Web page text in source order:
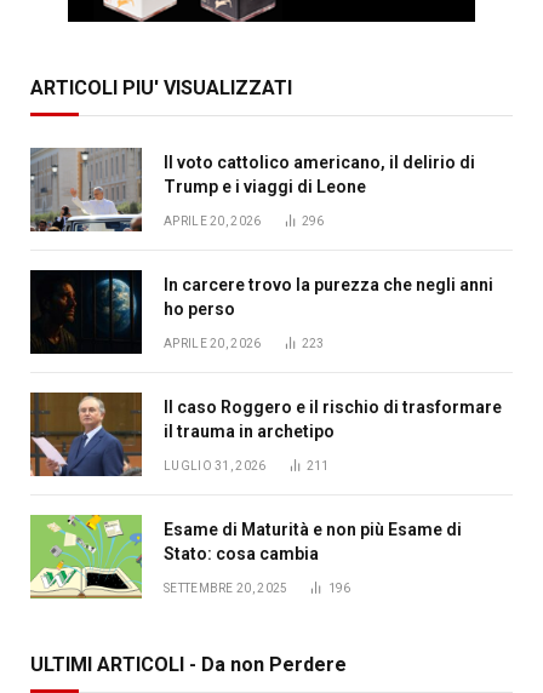
ARTICOLI PIU' VISUALIZZATI
Il voto cattolico americano, il delirio di
Trump e i viaggi di Leone
APRILE 20, 2026 296
In carcere trovo la purezza che negli anni
ho perso
APRILE 20, 2026 223
Il caso Roggero e il rischio di trasformare
il trauma in archetipo
LUGLIO 31, 2026 211
Esame di Maturità e non più Esame di
Stato: cosa cambia
SETTEMBRE 20, 2025 196
ULTIMI ARTICOLI - Da non Perdere